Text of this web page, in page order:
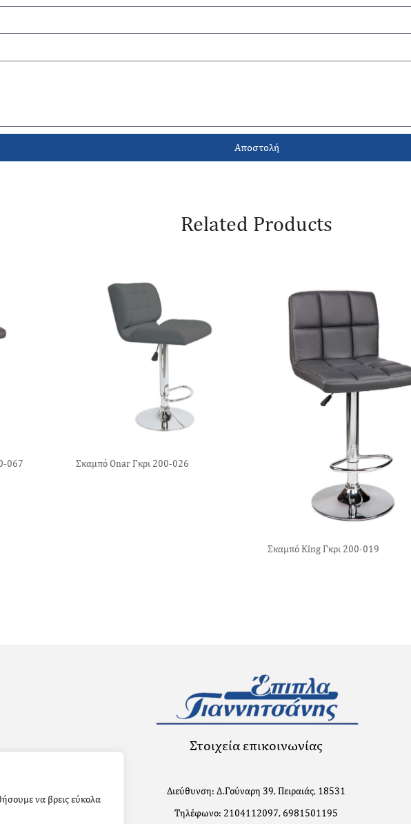
να βρεις εύκολα
Αποστολή
Related Products
067 Σκαμπό Onar Γκρι 200-026
Σκαμπό King Γκρι 200-019
Στοιχεία επικοινωνίας
Διεύθυνση: Δ.Γούναρη 39, Πειραιάς, 18531
Τηλέφωνο: 2104112097, 6981501195